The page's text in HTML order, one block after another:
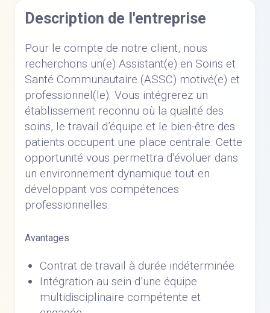
Description de l'entreprise
Pour le compte de notre client, nous
recherchons un(e) Assistant(e) en Soins et
Santé Communautaire (ASSC) motivé(e) et
professionnel(le). Vous intégrerez un
établissement reconnu où la qualité des
soins, le travail d’équipe et le bien-être des
patients occupent une place centrale. Cette
opportunité vous permettra d’évoluer dans
un environnement dynamique tout en
développant vos compétences
professionnelles.
Avantages
Contrat de travail à durée indéterminée
Intégration au sein d’une équipe
multidisciplinaire compétente et